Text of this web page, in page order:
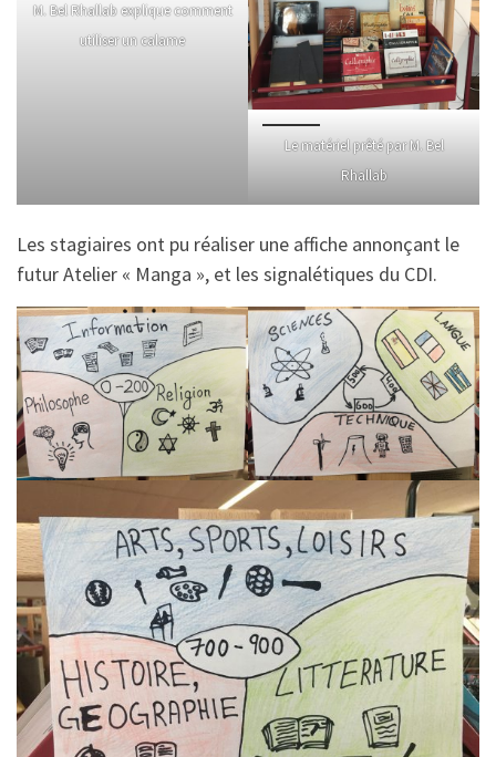
M. Bel Rhallab explique comment
utiliser un calame
Le matériel prêté par M. Bel
Rhallab
Les stagiaires ont pu réaliser une affiche annonçant le
futur Atelier « Manga », et les signalétiques du CDI.